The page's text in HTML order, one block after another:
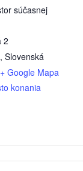
súčasnej
2
, Slovenská
+ Google Mapa
konania